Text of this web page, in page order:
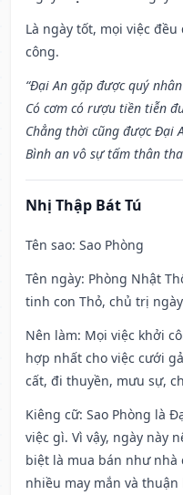
Là ngày tốt, mọi việc
công.
“Đại An gặp được quý nhân
Có cơm có rượu tiền tiễn
Chẳng thời cũng được Đại
Bình an vô sự tấm thân
Nhị Thập Bát Tú
Tên sao: Sao Phòng
Tên ngày: Phòng Nhật
tinh con Thỏ, chủ trị
Nên làm: Mọi việc khởi
hợp nhất cho việc cưới
cất, đi thuyền, mưu sự,
Kiêng cữ: Sao Phòng là
việc gì. Vì vậy, ngày này
biệt là mua bán như nhà
nhiều may mắn và thuận